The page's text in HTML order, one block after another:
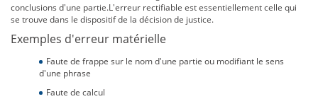
conclusions d'une partie.L'erreur rectifiable est essentiellement celle qui
se trouve dans le dispositif de la décision de justice.
Exemples d'erreur matérielle
Faute de frappe sur le nom d'une partie ou modifiant le sens
d'une phrase
Faute de calcul